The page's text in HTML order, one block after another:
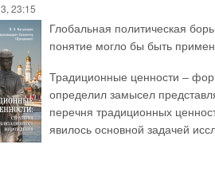
23:15
Глобальная политическая
понятие могло бы быть
Традиционные ценности –
определил замысел
перечня традиционных
явилось основной задачей